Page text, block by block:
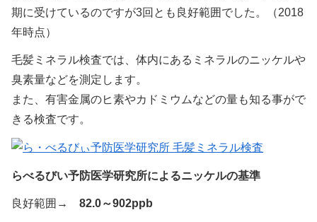
期に受けているのですが3回とも良好範囲でした。（2018
年時点）
毛髪ミネラル検査では、体内にあるミネラルのニッケルや
臭素量などを測定します。
また、有害金属のヒ素やカドミウムなどの量も知る事がで
きる検査です。
らべるびい予防医学研究所によるニッケルの基準
良好範囲→ 82.0～902ppb